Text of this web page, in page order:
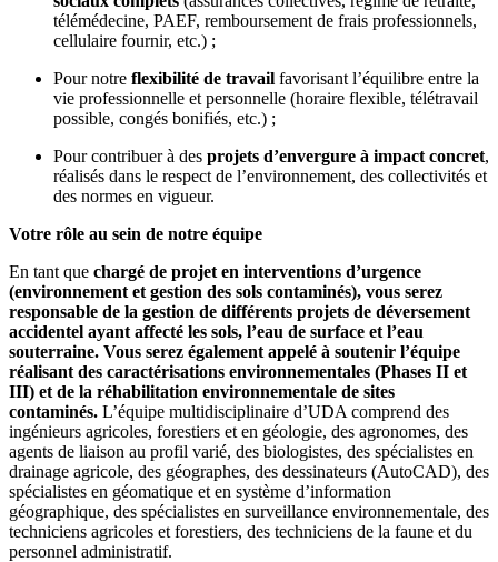
télémédecine, PAEF, remboursement de frais professionnels,
cellulaire fournir, etc.) ;
Pour notre flexibilité de travail favorisant l’équilibre entre la
vie professionnelle et personnelle (horaire flexible, télétravail
possible, congés bonifiés, etc.) ;
Pour contribuer à des projets d’envergure à impact concret,
réalisés dans le respect de l’environnement, des collectivités et
des normes en vigueur.
Votre rôle au sein de notre équipe
En tant que chargé de projet en interventions d’urgence
(environnement et gestion des sols contaminés), vous serez
responsable de la gestion de différents projets de déversement
accidentel ayant affecté les sols, l’eau de surface et l’eau
souterraine. Vous serez également appelé à soutenir l’équipe
réalisant des caractérisations environnementales (Phases II et
III) et de la réhabilitation environnementale de sites
contaminés. L’équipe multidisciplinaire d’UDA comprend des
ingénieurs agricoles, forestiers et en géologie, des agronomes, des
agents de liaison au profil varié, des biologistes, des spécialistes en
drainage agricole, des géographes, des dessinateurs (AutoCAD), des
spécialistes en géomatique et en système d’information
géographique, des spécialistes en surveillance environnementale, des
techniciens agricoles et forestiers, des techniciens de la faune et du
personnel administratif.